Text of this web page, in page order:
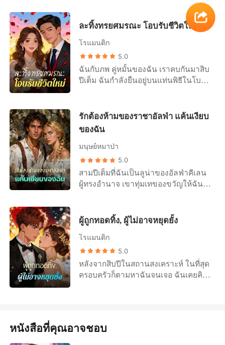
ว่าเสียใจจากเธอ แต่เขาไม่รู้เลยว่า ใน
วันแต่งงานของพวกเขา ซูหยางได้นอน
อยู่บนเตียงผู้ป่วยในสภาพอ่อนแรงซูบ
ผอมเหมือนเหลือแต่โครงกระดูก เธอ
หลับตาลงอย่างสงบบนเตียงผู้ป่วย ฉิน
เซิน ในที่สุดเราสองคนก็ปล่อยวางกันได้
เสียที ……
และจิตวิญญาณให้มาตลอดสองปีให้เธอ
ต่อหน้าทุกคนว่าเธอคือหัวหน้าคนใหม่
ของโปรเจกต์นั้น และเมื่อเธอแกล้งทำ
เป็นเกิดอุบัติเหตุ เขาก็รีบพุ่งเข้าไปหาเธอ
ทันที พร้อมกับหันมาตวาดใส่ฉัน ในที่สุด
ฉันก็ได้เห็นความจริง เขาไม่ใช่แค่
ละเลยฉัน แต่เขาคาดหวังให้ฉันยอมทน
แตกสลาย...เขาคิดผิด ฉันหยิบแก้ว
แชมเปญที่ยังไม่ได้แตะ เดินตรงเข้าไป
เทมันรดหัวเขาจนหมดแก้ว
ที่สุดในกรุงเทพฯ เข้าไว้ด้วยกัน เขาคือ
อนาคตของฉัน คือราชันย์ที่ถูกเลือกมา
ให้ปกครองเคียงข้างฉัน ทุกคนต่างพูด
ว่าการรวมกันของเราคือพรหมลิขิต แต่
ราคาถูกและคำโกหกของผู้หญิงอีกคน
มันคือกลิ่นของอัญญาริน เด็กกำพร้าผู้
อ่อนแอที่ครอบครัวของเขารับมาเลี้ยงดู
เวทคลับแห่งหนึ่ง จากในเงามืด ฉันเฝ้า
มองเขาดึงเธอเข้ามาในอ้อมแขนและ
เธอ...จูบที่เขาไม่เคยให้ฉันเลย ในวินาที
นั้น อนาคตทั้งชีวิตของฉันแหลกสลาย
ลง ในที่สุดฉันก็เข้าใจเสียงกระซิบจาก
ลูกน้องของเขาว่าฉันเป็นเพียงรางวัล
อาณาจักรของฉัน แต่หัวใจของเขาเป็น
ของเธอ ฉันจะไม่เป็นของรางวัลปลอบ
ใจ ฉันจะไม่เป็นรองใคร ฉันเดินตรง
เข้าไปในห้องทำงานของพ่อ เสียงของ
ฉันเย็นเยียบราวกับน้ำแข็ง "หนูจะยกเลิก
งานแต่งงานค่ะ" เมื่อท่านค้าน ฉันจึง
กระจายบนพื้น ธาวิน วรไพศาล คือคู่
ละทิ้งทรยศมรณะ โอบรับชีวิตใหม่
โรแมนติก
5.0
ฉันกับภพ คู่หมั้นของฉัน เราคบกันมาสิบ
ปีเต็ม ฉันกำลังยืนอยู่บนแท่นพิธีในโบสถ์
มาตั้งแต่สมัยมัธยม แต่เมื่อเพียงขวัญ
เว็ดดิ้งแพลนเนอร์ของเราซึ่งทำหน้าที่
ถามว่า "คุณภากร ไพศาล คุณจะ
แต่งงานกับฉันไหมคะ" เขากลับไม่
หัวเราะ เขามองเธอด้วยสายตาเปี่ยมรักที่
ฉันไม่ได้เห็นมานานหลายปี แล้วตอบว่า
"ครับ ผมจะแต่งงาน" เขาทิ้งให้ฉันยืนอยู่
เหรอ? เพียงขวัญ ผู้หญิงคนนั้น กำลังจะ
ตายด้วยเนื้องอกในสมอง จากนั้นเขาก็
บังคับให้ฉันบริจาคเลือดกรุ๊ปหายากของ
ฉันเพื่อช่วยชีวิตเธอ สั่งฆ่าแมวสุดที่รัก
ของฉันเพื่อสนองความต้องการอันโหด
ร้ายของเธอ และแม้กระทั่งปล่อยให้ฉัน
จมน้ำ โดยว่ายน้ำผ่านฉันไปเพื่อดึงเธอ
อย่างรุนแรงเพราะถั่วที่เพียงขวัญจงใจใส่
ไว้ในอาหารของฉัน เขาเลือกที่จะรีบพา
รักต้องห้ามของราชาอัลฟ่า แค้นเงียบ
ของฉัน
มนุษย์หมาป่า
5.0
สามปีเต็มที่ฉันเป็นลูน่าของอัลฟ่าคีเลน
ผู้ทรงอำนาจ เขาทุ่มเทของขวัญให้ฉัน
ทะลุผ่านตัวฉัน ราวกับกำลังมองหาใคร
อีกคน...ใครสักคนที่ฉันมองไม่เห็น ตอนที่
พ่อผู้เป็นมนุษย์ของฉันกำลังจะสิ้นใจ ฉัน
พยายามติดต่อเขาผ่านกระแสจิต
ศักดิ์สิทธิ์ของเรา ฉันร้องขอความอบอุ่น
จากคู่แท้ของฉัน แต่เขากลับตัดขาดฉัน
ไลรา ป้าของฉัน ด้วยความอ่อนโยนที่
ผู้ถูกทอดทิ้ง, ผู้ไม่อาจหยุดยั้ง
โรแมนติก
5.0
หลังจากสิบปีในสถานสงเคราะห์ ในที่สุด
ครอบครัวก็ตามหาฉันจนเจอ ฉันเคยคิด
แบบ ส่วนเธอก็เป็นลูกรักคนโปรดที่พ่อแม่
หนังสือที่คุณอาจชอบ